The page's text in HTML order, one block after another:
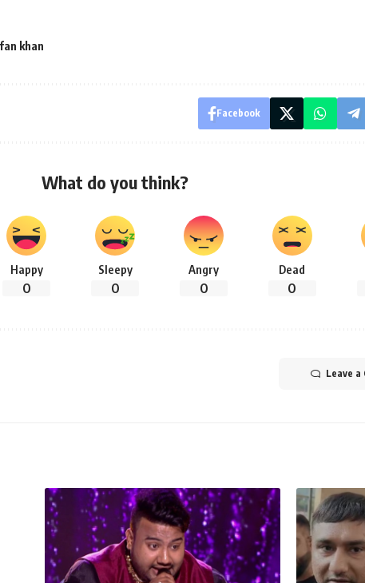
khan
Facebook
What do you think?
Happy
0
Sleepy
0
Angry
0
Dead
0
Leave a